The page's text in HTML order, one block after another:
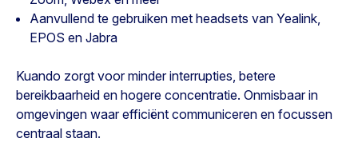
Aanvullend te gebruiken met headsets van Yealink,
EPOS en Jabra
Kuando zorgt voor minder interrupties, betere
bereikbaarheid en hogere concentratie. Onmisbaar in
omgevingen waar efficiënt communiceren en focussen
centraal staan.